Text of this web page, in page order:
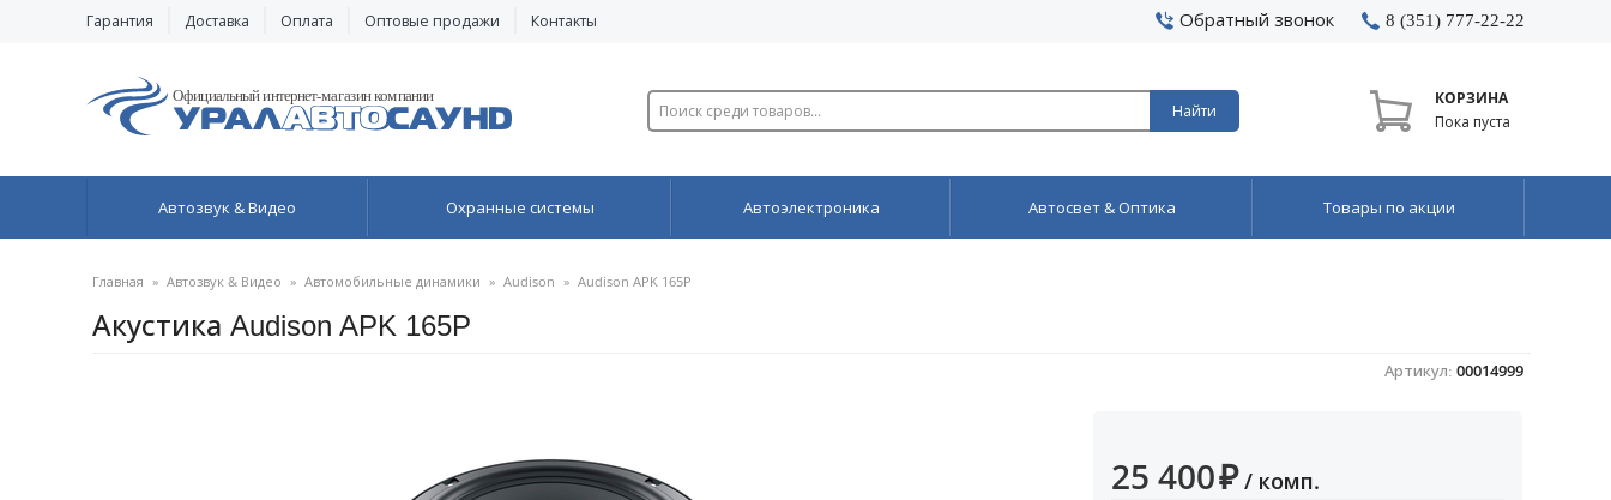
Гарантия Доставка Оплата Оптовые продажи Контакты Обратный звонок 8 (351) 777-22-22
Найти
КОРЗИНА
Пока пуста
Автозвук & Видео Охранные системы Автоэлектроника Автосвет & Оптика Товары по акции
Главная » Автозвук & Видео » Автомобильные динамики » Audison » Audison APK 165P
Акустика Audison APK 165P
Артикул: 00014999
25 400₽ / комп.